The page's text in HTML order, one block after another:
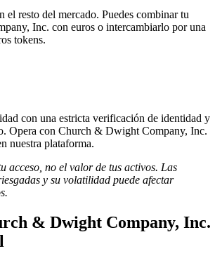
el resto del mercado. Puedes combinar tu
Inc. con euros o intercambiarlo por una
tokens.
con una estricta verificación de identidad y
Opera con Church & Dwight Company, Inc.
nuestra plataforma.
acceso, no el valor de tus activos. Las
y su volatilidad puede afectar
& Dwight Company, Inc.